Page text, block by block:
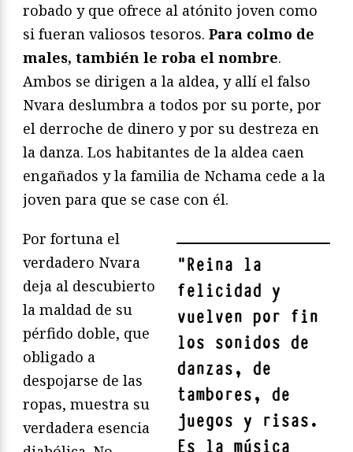
robado y que ofrece al atónito joven como
si fueran valiosos tesoros. Para colmo de
males, también le roba el nombre.
Ambos se dirigen a la aldea, y allí el falso
Nvara deslumbra a todos por su porte, por
el derroche de dinero y por su destreza en
la danza. Los habitantes de la aldea caen
engañados y la familia de Nchama cede a la
joven para que se case con él.
"Reina la
felicidad y
vuelven por fin
los sonidos de
danzas, de
tambores, de
juegos y risas.
Es la música
Por fortuna el
verdadero Nvara
deja al descubierto
la maldad de su
pérfido doble, que
obligado a
despojarse de las
ropas, muestra su
verdadera esencia